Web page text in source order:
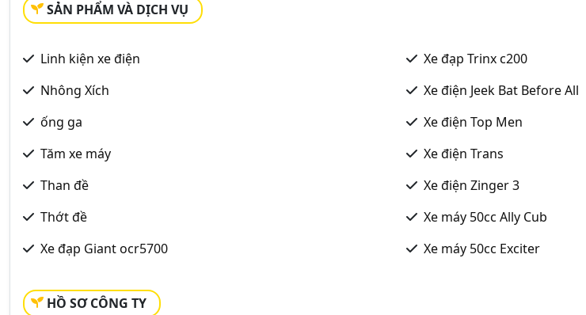
SẢN PHẨM VÀ DỊCH VỤ
Linh kiện xe điện
Nhông Xích
ống ga
Tăm xe máy
Than đề
Thớt đề
Xe đạp Giant ocr5700
Xe đạp Trinx c200
Xe điện Jeek Bat Before All
Xe điện Top Men
Xe điện Trans
Xe điện Zinger 3
Xe máy 50cc Ally Cub
Xe máy 50cc Exciter
HỒ SƠ CÔNG TY